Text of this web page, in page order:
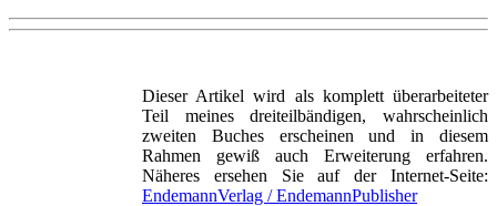
Dieser Artikel wird als komplett überarbeiteter
Teil meines dreiteilbändigen, wahrscheinlich
zweiten Buches erscheinen und in diesem
Rahmen gewiß auch Erweiterung erfahren.
Näheres ersehen Sie auf der Internet-Seite:
EndemannVerlag / EndemannPublisher